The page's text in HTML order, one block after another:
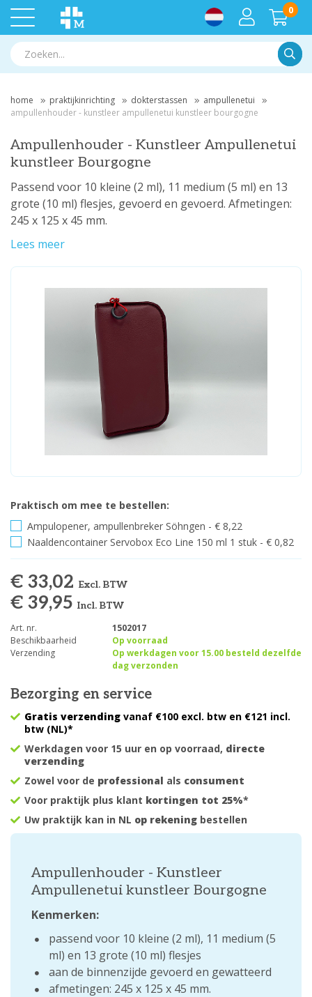
0
home praktijkinrichting dokterstassen
ampullenetui
ampullenhouder - kunstleer ampullenetui kunstleer bourgogne
Ampullenhouder - Kunstleer Ampullenetui
kunstleer Bourgogne
Passend voor 10 kleine (2 ml), 11 medium (5 ml) en 13
grote (10 ml) flesjes, gevoerd en gevoerd. Afmetingen:
245 x 125 x 45 mm.
Lees meer
Praktisch om mee te bestellen:
Ampulopener, ampullenbreker Söhngen - € 8,22
Naaldencontainer Servobox Eco Line 150 ml 1 stuk - € 0,82
€ 33,02 Excl. BTW
€ 39,95 Incl. BTW
Art. nr.
1502017
Beschikbaarheid
Op voorraad
Verzending
Op werkdagen voor 15.00 besteld dezelfde
dag verzonden
Bezorging en service
Gratis verzending vanaf €100 excl. btw en €121 incl.
btw (NL)*
Werkdagen voor 15 uur en op voorraad, directe
verzending
Zowel voor de professional als consument
Voor praktijk plus klant kortingen tot 25%*
Uw praktijk kan in NL op rekening bestellen
Ampullenhouder - Kunstleer
Ampullenetui kunstleer Bourgogne
Kenmerken:
passend voor 10 kleine (2 ml), 11 medium (5
ml) en 13 grote (10 ml) flesjes
aan de binnenzijde gevoerd en gewatteerd
afmetingen: 245 x 125 x 45 mm.